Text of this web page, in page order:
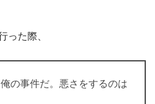
った際、
の事件だ。悪さをするのは